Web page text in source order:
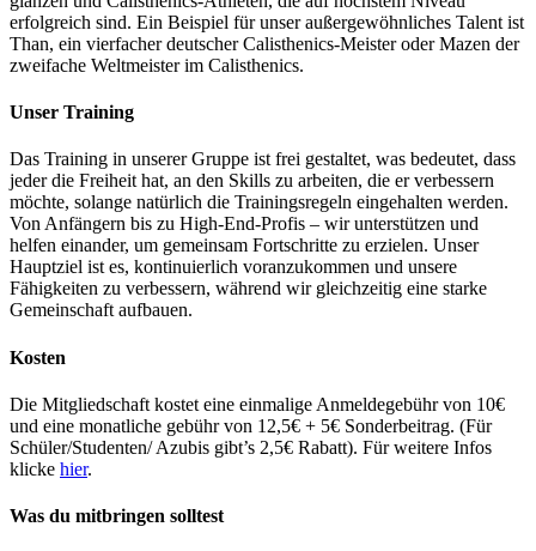
erfolgreich sind. Ein Beispiel für unser außergewöhnliches Talent ist
Than, ein vierfacher deutscher Calisthenics-Meister oder Mazen der
zweifache Weltmeister im Calisthenics.
Unser Training
Das Training in unserer Gruppe ist frei gestaltet, was bedeutet, dass
jeder die Freiheit hat, an den Skills zu arbeiten, die er verbessern
möchte, solange natürlich die Trainingsregeln eingehalten werden.
Von Anfängern bis zu High-End-Profis – wir unterstützen und
helfen einander, um gemeinsam Fortschritte zu erzielen. Unser
Hauptziel ist es, kontinuierlich voranzukommen und unsere
Fähigkeiten zu verbessern, während wir gleichzeitig eine starke
Gemeinschaft aufbauen.
Kosten
Die Mitgliedschaft kostet eine einmalige Anmeldegebühr von 10€
und eine monatliche gebühr von 12,5€ + 5€ Sonderbeitrag. (Für
Schüler/Studenten/ Azubis gibt’s 2,5€ Rabatt). Für weitere Infos
klicke hier.
Was du mitbringen solltest